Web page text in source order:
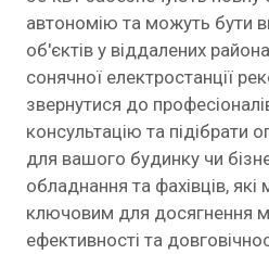
автономію та можуть бути
об'єктів у віддалених
сонячної електростанції
звернутися до
консультацію та підібрати
для вашого будинку чи
обладнання та фахівців,
ключовим для досягнення
ефективності та